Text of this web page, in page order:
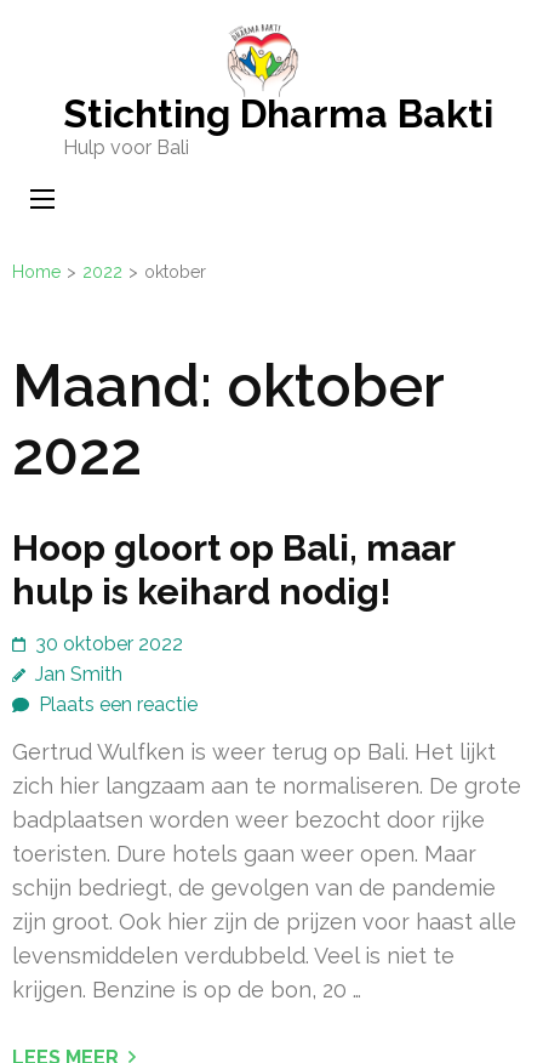
Stichting Dharma Bakti
Hulp voor Bali
Home > 2022 > oktober
Maand: oktober
2022
Hoop gloort op Bali, maar
hulp is keihard nodig!
30 oktober 2022
Jan Smith
Plaats een reactie
Gertrud Wulfken is weer terug op Bali. Het lijkt
zich hier langzaam aan te normaliseren. De grote
badplaatsen worden weer bezocht door rijke
toeristen. Dure hotels gaan weer open. Maar
schijn bedriegt, de gevolgen van de pandemie
zijn groot. Ook hier zijn de prijzen voor haast alle
levensmiddelen verdubbeld. Veel is niet te
krijgen. Benzine is op de bon, 20 …
LEES MEER